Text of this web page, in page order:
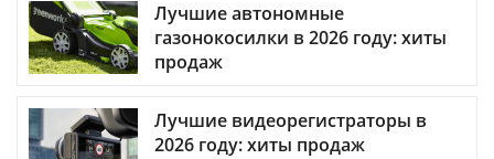
Лучшие автономные
газонокосилки в 2026 году: хиты
продаж
Лучшие видеорегистраторы в
2026 году: хиты продаж